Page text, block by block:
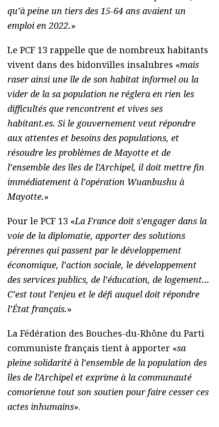
qu’à peine un tiers des 15-64 ans avaient un
emploi en 2022.»
Le PCF 13 rappelle que de nombreux habitants
vivent dans des bidonvilles insalubres «mais
raser ainsi une île de son habitat informel ou la
vider de la sa population ne réglera en rien les
difficultés que rencontrent et vives ses
habitant.es. Si le gouvernement veut répondre
aux attentes et besoins des populations, et
résoudre les problèmes de Mayotte et de
l’ensemble des îles de l’Archipel, il doit mettre fin
immédiatement à l’opération Wuanbushu à
Mayotte.»
Pour le PCF 13 «La France doit s’engager dans la
voie de la diplomatie, apporter des solutions
pérennes qui passent par le développement
économique, l’action sociale, le développement
des services publics, de l’éducation, de logement…
C’est tout l’enjeu et le défi auquel doit répondre
l’État français.»
La Fédération des Bouches-du-Rhône du Parti
communiste français tient à apporter «sa
pleine solidarité à l’ensemble de la population des
îles de l’Archipel et exprime à la communauté
comorienne tout son soutien pour faire cesser ces
actes inhumains».